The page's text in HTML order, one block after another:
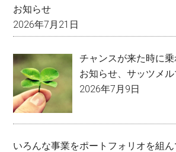
お知らせ
2026年7月21日
チャンスが来た時に
お知らせ、サッツメ
2026年7月9日
いろんな事業をポートフォリオを組ん